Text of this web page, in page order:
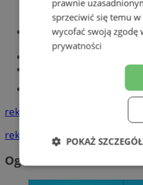
Zabrze
Książeczka
Tworzenie
reklama
reklama
Ogłoszenia
prawnie
sprzeciwić się temu w
wycofać swoją zgodę
prywatności
POKAŻ
Niezbędne